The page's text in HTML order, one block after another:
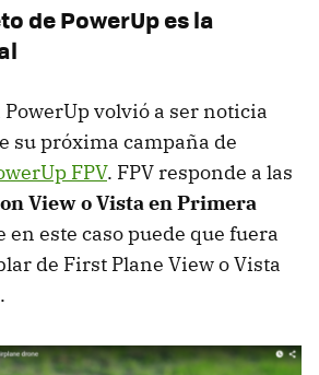
de PowerUp es la
volvió a ser noticia
su próxima campaña de
FPV. FPV responde a las
View o Vista en Primera
en este caso puede que fuera
de First Plane View o Vista